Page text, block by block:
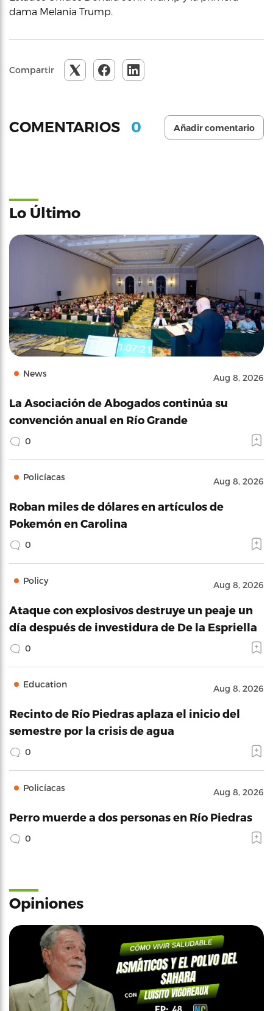
dama Melania Trump.
Compartir
COMENTARIOS 0 Añadir comentario
Lo Último
News Aug 8, 2026
La Asociación de Abogados continúa su
convención anual en Río Grande
0
Policíacas Aug 8, 2026
Roban miles de dólares en artículos de
Pokemón en Carolina
0
Policy Aug 8, 2026
Ataque con explosivos destruye un peaje un
día después de investidura de De la Espriella
0
Education Aug 8, 2026
Recinto de Río Piedras aplaza el inicio del
semestre por la crisis de agua
0
Policíacas Aug 8, 2026
Perro muerde a dos personas en Río Piedras
0
Opiniones